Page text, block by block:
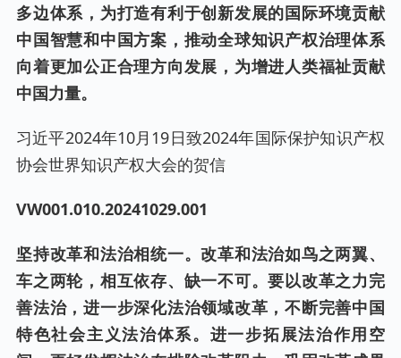
多边体系，为打造有利于创新发展的国际环境贡献
中国智慧和中国方案，推动全球知识产权治理体系
向着更加公正合理方向发展，为增进人类福祉贡献
中国力量。
习近平2024年10月19日致2024年国际保护知识产权
协会世界知识产权大会的贺信
VW001.010.20241029.001
坚持改革和法治相统一。改革和法治如鸟之两翼、
车之两轮，相互依存、缺一不可。要以改革之力完
善法治，进一步深化法治领域改革，不断完善中国
特色社会主义法治体系。进一步拓展法治作用空